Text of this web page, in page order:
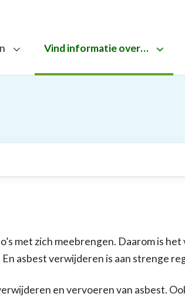
Vind informatie over…
met zich meebrengen. Daarom is
asbest verwijderen is aan strenge
en vervoeren van asbest.